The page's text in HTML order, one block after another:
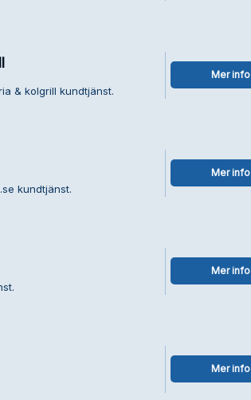
& kolgrill kundtjänst.
Mer info
kundtjänst.
Mer info
Mer info
Mer info